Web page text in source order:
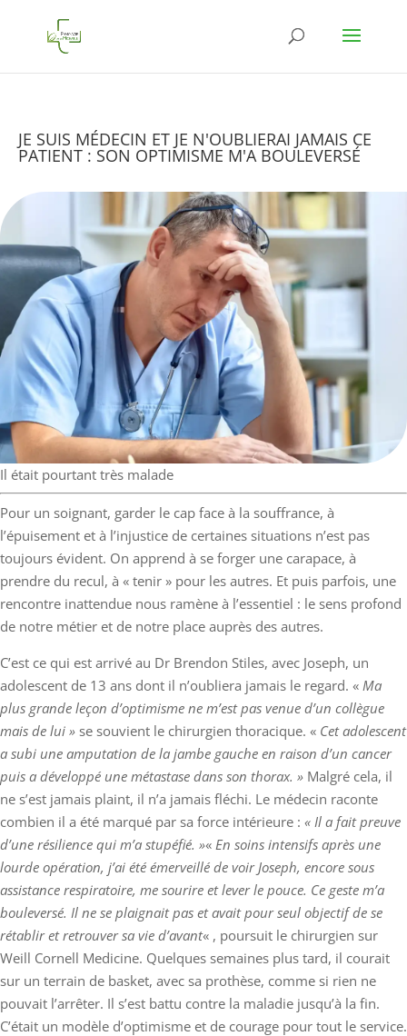
JE SUIS MÉDECIN ET JE N'OUBLIERAI JAMAIS CE
PATIENT : SON OPTIMISME M'A BOULEVERSÉ
Il était pourtant très malade
Pour un soignant, garder le cap face à la souffrance, à
l’épuisement et à l’injustice de certaines situations n’est pas
toujours évident. On apprend à se forger une carapace, à
prendre du recul, à « tenir » pour les autres. Et puis parfois, une
rencontre inattendue nous ramène à l’essentiel : le sens profond
de notre métier et de notre place auprès des autres.
C’est ce qui est arrivé au Dr Brendon Stiles, avec Joseph, un
adolescent de 13 ans dont il n’oubliera jamais le regard. « Ma
plus grande leçon d’optimisme ne m’est pas venue d’un collègue
mais de lui » se souvient le chirurgien thoracique. « Cet adolescent
a subi une amputation de la jambe gauche en raison d’un cancer
puis a développé une métastase dans son thorax. » Malgré cela, il
ne s’est jamais plaint, il n’a jamais fléchi. Le médecin raconte
combien il a été marqué par sa force intérieure : « Il a fait preuve
d’une résilience qui m’a stupéfié. »« En soins intensifs après une
lourde opération, j’ai été émerveillé de voir Joseph, encore sous
assistance respiratoire, me sourire et lever le pouce. Ce geste m’a
bouleversé. Il ne se plaignait pas et avait pour seul objectif de se
rétablir et retrouver sa vie d’avant« , poursuit le chirurgien sur
Weill Cornell Medicine. Quelques semaines plus tard, il courait
sur un terrain de basket, avec sa prothèse, comme si rien ne
pouvait l’arrêter. Il s’est battu contre la maladie jusqu’à la fin.
C’était un modèle d’optimisme et de courage pour tout le service.